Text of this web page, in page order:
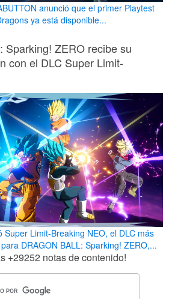
anunció que el primer Playtest
ya está disponible...
Sparking! ZERO recibe su
con el DLC Super Limit-
Super Limit-Breaking NEO, el DLC más
DRAGON BALL: Sparking! ZERO,...
+29252 notas de contenido!